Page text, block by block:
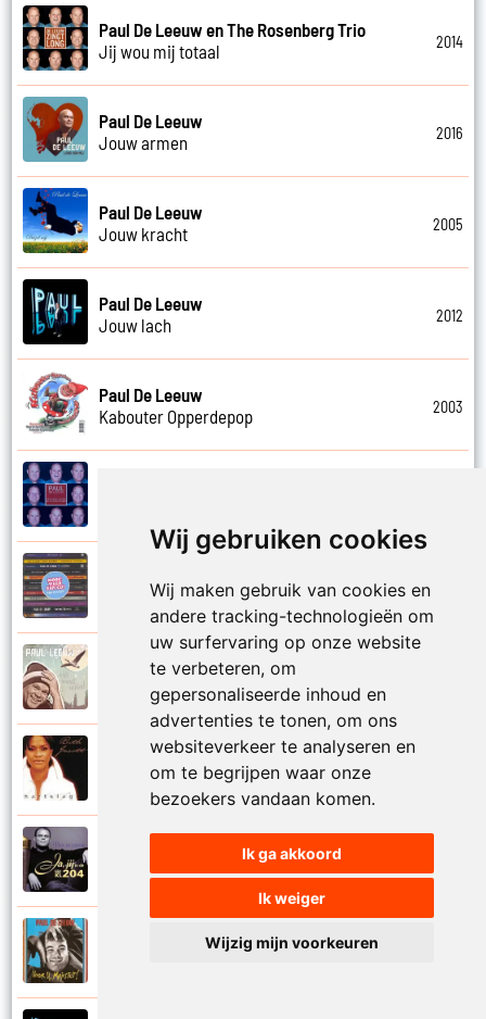
Wij gebruiken cookies
Wij maken gebruik van cookies en
andere tracking-technologieën om
uw surfervaring op onze website
te verbeteren, om
gepersonaliseerde inhoud en
advertenties te tonen, om ons
websiteverkeer te analyseren en
om te begrijpen waar onze
bezoekers vandaan komen.
Ik ga akkoord
Ik weiger
Wijzig mijn voorkeuren
Paul De Leeuw en The Rosenberg Trio
Jij wou mij totaal
2014
Paul De Leeuw
Jouw armen
2016
Paul De Leeuw
Jouw kracht
2005
Paul De Leeuw
Jouw lach
2012
Paul De Leeuw
Kabouter Opperdepop
2003
Katinka
Paul De Leeuw
Kerstmis
Ruth Jacott en Paul De Leeuw
Kijk niet uit
KL 204 (Als ik God was)